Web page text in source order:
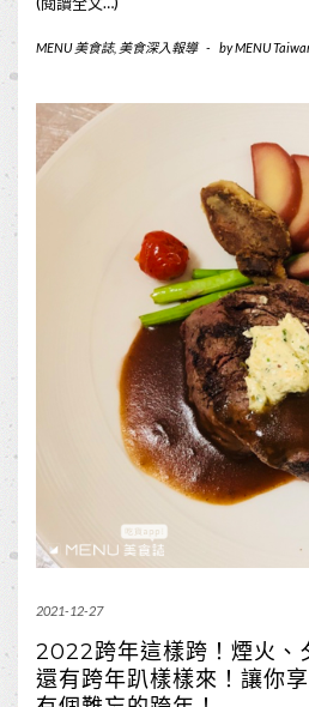
MENU 美食誌, 美食深入報導 - byMENU
2021-12-27
2022跨年這樣跨！煙火、
還有跨年趴樣樣來！讓你